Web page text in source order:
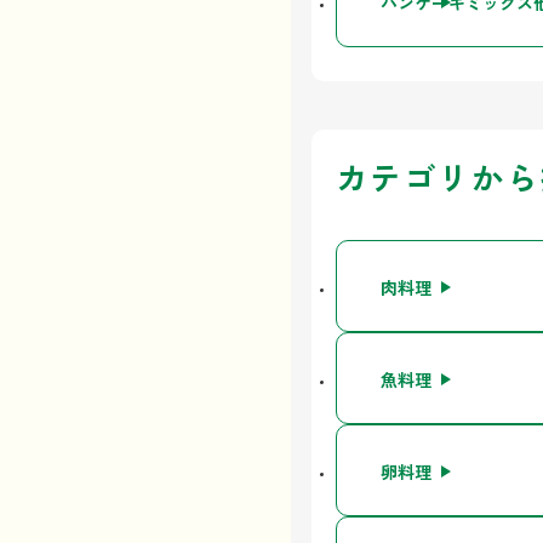
カテゴリか
肉料理
魚料理
卵料理